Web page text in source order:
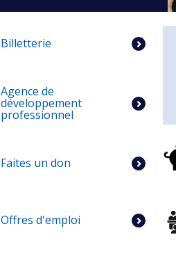
Billetterie
Agence de
développement
professionnel
Faites un don
Offres d'emploi